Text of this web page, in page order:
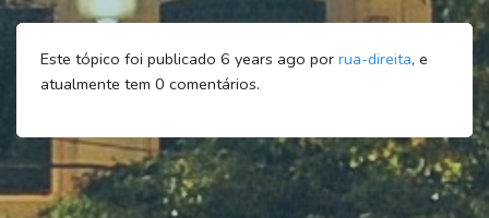
Este tópico foi publicado 6 years ago por rua-direita, e
atualmente tem 0 comentários.